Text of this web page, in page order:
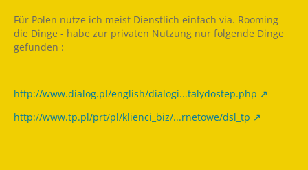
Für Polen nutze ich meist Dienstlich einfach via. Rooming
die Dinge - habe zur privaten Nutzung nur folgende Dinge
gefunden :
http://www.dialog.pl/english/dialogi...talydostep.php
http://www.tp.pl/prt/pl/klienci_biz/...rnetowe/dsl_tp